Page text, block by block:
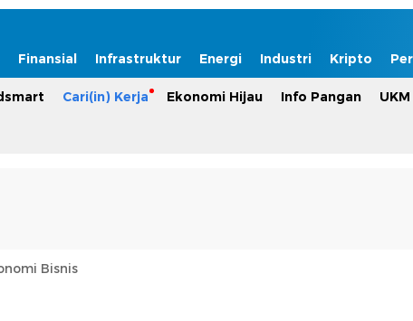
Finansial Infrastruktur Energi Industri Kripto
Cari(in) Kerja Ekonomi Hijau Info Pangan
Bisnis